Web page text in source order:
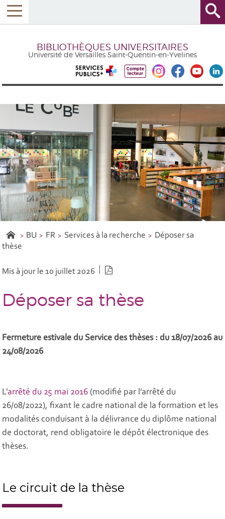
BIBLIOTHÈQUES UNIVERSITAIRES
Université de Versailles Saint-Quentin-en-Yvelines
BU FR Services à la recherche
Déposer sa
thèse
Mis à jour le 10 juillet 2026
Déposer sa thèse
Fermeture estivale du Service des thèses : du 18/07/2026 au
24/08/2026
L’arrêté du 25 mai 2016 (modifié par l’arrêté du
26/08/2022), fixant le cadre national de la formation et les
modalités conduisant à la délivrance du diplôme national
de doctorat, rend obligatoire le dépôt électronique des
thèses.
Le circuit de la thèse